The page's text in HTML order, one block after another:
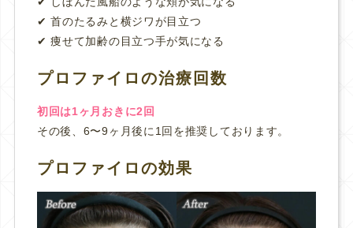
✔︎ 首のたるみと横ジワが目立つ
✔︎ 痩せて加齢の目立つ手が気になる
プロファイロの治療回数
初回は1ヶ月おきに2回
その後、6〜9ヶ月後に1回を推奨しております。
プロファイロの効果